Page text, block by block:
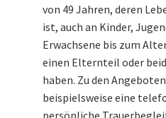
von 49 Jahren, deren
ist, auch an Kinder,
Erwachsene bis zum
einen Elternteil oder
haben. Zu den
beispielsweise eine